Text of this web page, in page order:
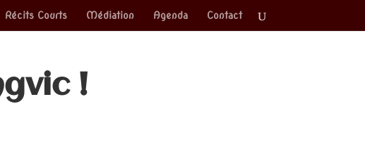
Récits Courts Médiation Agenda Contact
!